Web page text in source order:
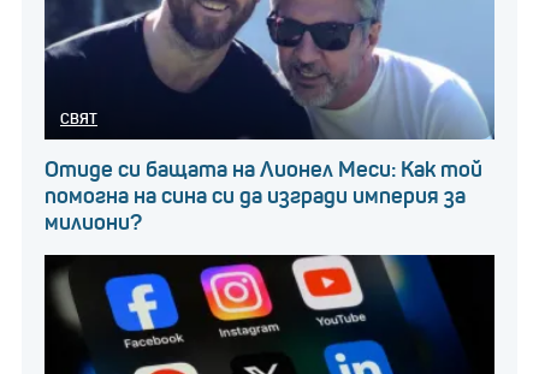
СВЯТ
Отиде си бащата на Лионел Меси: Как той
помогна на сина си да изгради империя за
милиони?